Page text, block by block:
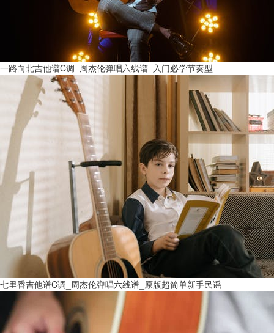
一路向北吉他谱C调_周杰伦弹唱六线谱_入门必学节奏型
七里香吉他谱C调_周杰伦弹唱六线谱_原版超简单新手民谣